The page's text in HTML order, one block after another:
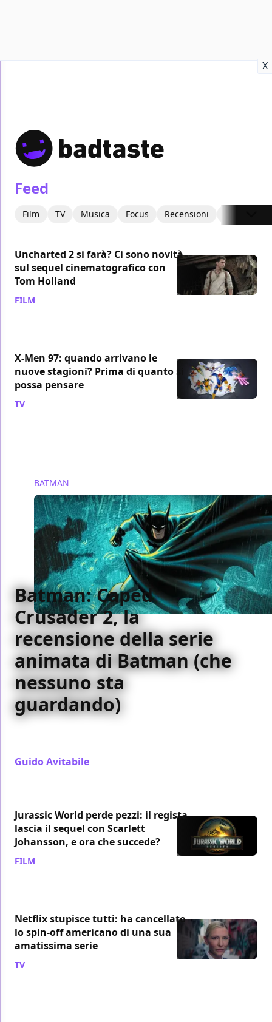
X
Feed
Film TV Musica Focus Recensioni
Uncharted 2 si farà? Ci sono novità
sul sequel cinematografico con
Tom Holland
FILM
X-Men 97: quando arrivano le
nuove stagioni? Prima di quanto si
possa pensare
TV
BATMAN
Batman: Caped
Crusader 2, la
recensione della serie
animata di Batman (che
nessuno sta
guardando)
Guido Avitabile
Jurassic World perde pezzi: il regista
lascia il sequel con Scarlett
Johansson, e ora che succede?
FILM
Netflix stupisce tutti: ha cancellato
lo spin-off americano di una sua
amatissima serie
TV